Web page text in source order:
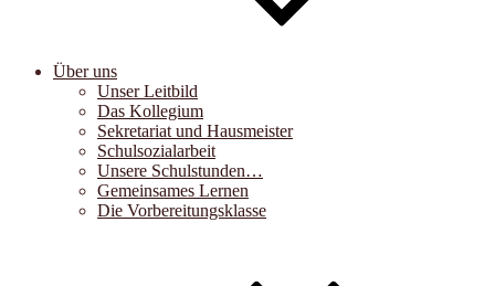
Über uns
Unser Leitbild
Das Kollegium
Sekretariat und Hausmeister
Schulsozialarbeit
Unsere Schulstunden…
Gemeinsames Lernen
Die Vorbereitungsklasse